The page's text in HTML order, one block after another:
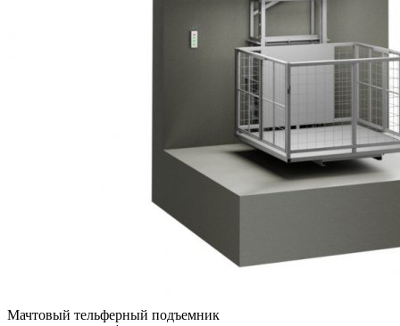
Мачтовый тельферный подъемник